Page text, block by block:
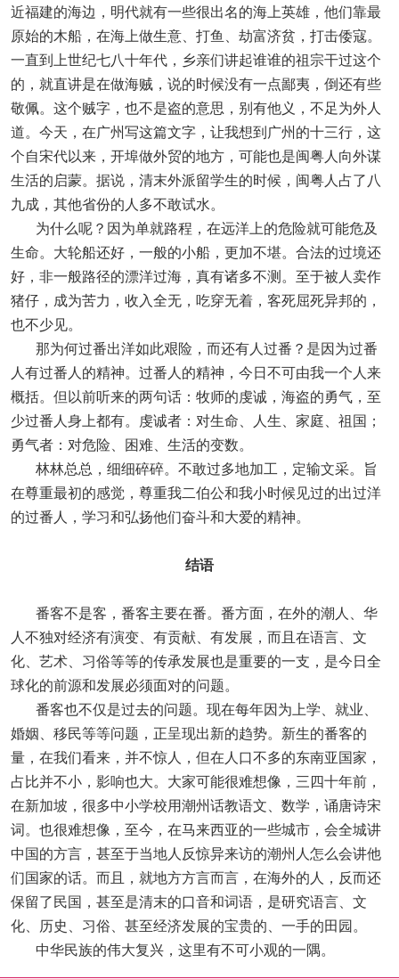
近福建的海边，明代就有一些很出名的海上英雄，他们靠最
原始的木船，在海上做生意、打鱼、劫富济贫，打击倭寇。
一直到上世纪七八十年代，乡亲们讲起谁谁的祖宗干过这个
的，就直讲是在做海贼，说的时候没有一点鄙夷，倒还有些
敬佩。这个贼字，也不是盗的意思，别有他义，不足为外人
道。今天，在广州写这篇文字，让我想到广州的十三行，这
个自宋代以来，开埠做外贸的地方，可能也是闽粤人向外谋
生活的启蒙。据说，清末外派留学生的时候，闽粤人占了八
九成，其他省份的人多不敢试水。
为什么呢？因为单就路程，在远洋上的危险就可能危及
生命。大轮船还好，一般的小船，更加不堪。合法的过境还
好，非一般路径的漂洋过海，真有诸多不测。至于被人卖作
猪仔，成为苦力，收入全无，吃穿无着，客死屈死异邦的，
也不少见。
那为何过番出洋如此艰险，而还有人过番？是因为过番
人有过番人的精神。过番人的精神，今日不可由我一个人来
概括。但以前听来的两句话：牧师的虔诚，海盗的勇气，至
少过番人身上都有。虔诚者：对生命、人生、家庭、祖国；
勇气者：对危险、困难、生活的变数。
林林总总，细细碎碎。不敢过多地加工，定输文采。旨
在尊重最初的感觉，尊重我二伯公和我小时候见过的出过洋
的过番人，学习和弘扬他们奋斗和大爱的精神。
结语
番客不是客，番客主要在番。番方面，在外的潮人、华
人不独对经济有演变、有贡献、有发展，而且在语言、文
化、艺术、习俗等等的传承发展也是重要的一支，是今日全
球化的前源和发展必须面对的问题。
番客也不仅是过去的问题。现在每年因为上学、就业、
婚姻、移民等等问题，正呈现出新的趋势。新生的番客的
量，在我们看来，并不惊人，但在人口不多的东南亚国家，
占比并不小，影响也大。大家可能很难想像，三四十年前，
在新加坡，很多中小学校用潮州话教语文、数学，诵唐诗宋
词。也很难想像，至今，在马来西亚的一些城市，会全城讲
中国的方言，甚至于当地人反惊异来访的潮州人怎么会讲他
们国家的话。而且，就地方方言而言，在海外的人，反而还
保留了民国，甚至是清末的口音和词语，是研究语言、文
化、历史、习俗、甚至经济发展的宝贵的、一手的田园。
中华民族的伟大复兴，这里有不可小观的一隅。